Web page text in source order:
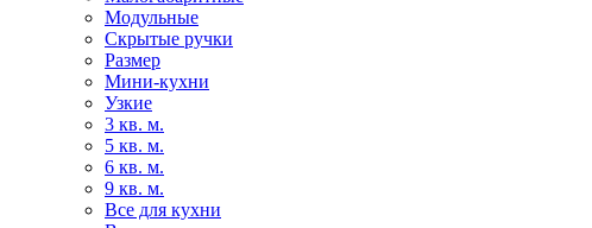
Модульные
Скрытые ручки
Размер
Мини-кухни
Узкие
3 кв. м.
5 кв. м.
6 кв. м.
9 кв. м.
Все для кухни